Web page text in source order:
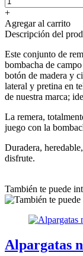
+
Agregar al carrito
Descripción del
Este conjunto de
bombacha de
botón de madera y
lateral y pretina en
de nuestra marca;
La remera,
juego con la
Duradera,
disfrute.
También te puede
Alpargatas